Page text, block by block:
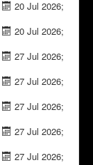
20 Jul 2026;
20 Jul 2026;
27 Jul 2026;
27 Jul 2026;
27 Jul 2026;
27 Jul 2026;
27 Jul 2026;